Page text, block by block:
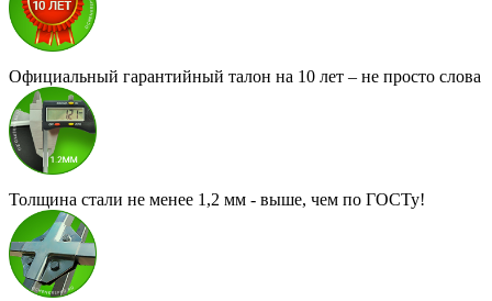
Официальный гарантийный талон на 10 лет – не просто слова
Толщина стали не менее 1,2 мм - выше, чем по ГОСТу!